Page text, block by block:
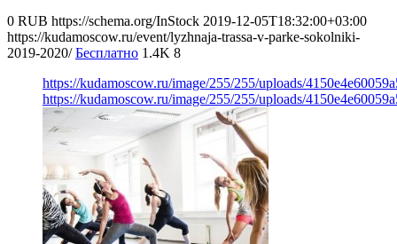
0 RUB https://schema.org/InStock 2019-12-05T18:32:00+03:00
https://kudamoscow.ru/event/lyzhnaja-trassa-v-parke-sokolniki-
2019-2020/ Бесплатно 1.4K 8
https://kudamoscow.ru/image/255/255/uploads/
https://kudamoscow.ru/image/255/255/uploads/